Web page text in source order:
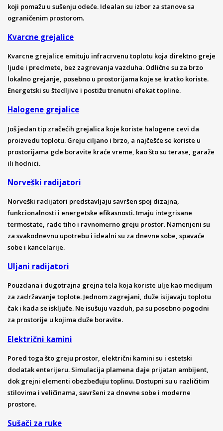
koji pomažu u sušenju odeće. Idealan su izbor za stanove sa
ograničenim prostorom.
Kvarcne grejalice
Kvarcne grejalice emituju infracrvenu toplotu koja direktno greje
ljude i predmete, bez zagrevanja vazduha. Odlične su za brzo
lokalno grejanje, posebno u prostorijama koje se kratko koriste.
Energetski su štedljive i postižu trenutni efekat topline.
Halogene grejalice
Još jedan tip zračećih grejalica koje koriste halogene cevi da
proizvedu toplotu. Greju ciljano i brzo, a najčešće se koriste u
prostorijama gde boravite kraće vreme, kao što su terase, garaže
ili hodnici.
Norveški radijatori
Norveški radijatori predstavljaju savršen spoj dizajna,
funkcionalnosti i energetske efikasnosti. Imaju integrisane
termostate, rade tiho i ravnomerno greju prostor. Namenjeni su
za svakodnevnu upotrebu i idealni su za dnevne sobe, spavaće
sobe i kancelarije.
Uljani radijatori
Pouzdana i dugotrajna grejna tela koja koriste ulje kao medijum
za zadržavanje toplote. Jednom zagrejani, duže isijavaju toplotu
čak i kada se isključe. Ne isušuju vazduh, pa su posebno pogodni
za prostorije u kojima duže boravite.
Električni kamini
Pored toga što greju prostor, električni kamini su i estetski
dodatak enterijeru. Simulacija plamena daje prijatan ambijent,
dok grejni elementi obezbeđuju toplinu. Dostupni su u različitim
stilovima i veličinama, savršeni za dnevne sobe i moderne
prostore.
Sušači za ruke